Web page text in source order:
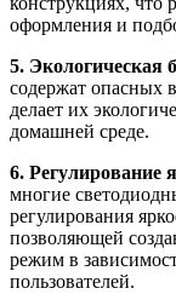
оформления и
5. Экологическая
содержат опасных
делает их
домашней среде.
6. Регулирование
многие
регулирования
позволяющей
режим в
пользователей.